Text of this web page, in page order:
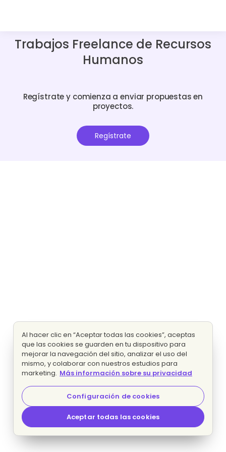
Trabajos Freelance de Recursos
Humanos
Regístrate y comienza a enviar propuestas en
proyectos.
Regístrate
Al hacer clic en “Aceptar todas las cookies”, aceptas
que las cookies se guarden en tu dispositivo para
mejorar la navegación del sitio, analizar el uso del
mismo, y colaborar con nuestros estudios para
marketing. Más información sobre su privacidad
Configuración de cookies
Aceptar todas las cookies